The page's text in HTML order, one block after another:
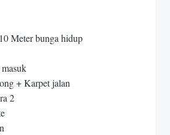
Meter bunga hidup
+ Karpet jalan
2